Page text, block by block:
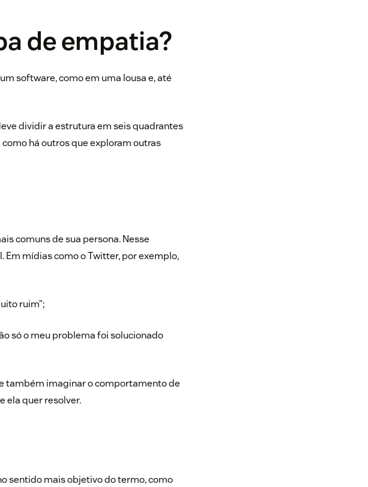
de empatia?
software, como em uma lousa e, até
dividir a estrutura em seis quadrantes
há outros que exploram outras
comuns de sua persona. Nesse
mídias como o Twitter, por exemplo,
ruim”;
só o meu problema foi solucionado
também imaginar o comportamento de
ela quer resolver.
sentido mais objetivo do termo, como